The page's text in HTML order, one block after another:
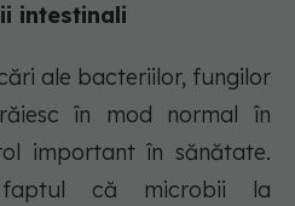
intestinali
ale bacteriilor, fungilor
în mod normal în
important în sănătate.
faptul că microbii la